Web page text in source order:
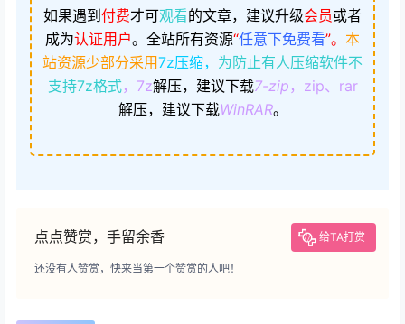
如果遇到 付费才可观看的文章，建议升级会员或者
成为认证用户。 全站所有资源“任意下免费看”。 本
站资源少部分采用7z压缩， 为防止有人压缩软件不
支持7z格式，7z解压，建议下载7-zip ，zip、rar
解压，建议下载WinRAR。
点点赞赏，手留余香 给TA打赏
还没有人赞赏，快来当第一个赞赏的人吧！